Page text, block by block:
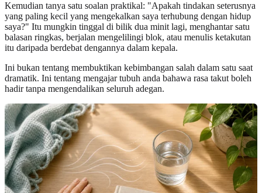
Kemudian tanya satu soalan praktikal: "Apakah tindakan seterusnya
yang paling kecil yang mengekalkan saya terhubung dengan hidup
saya?" Itu mungkin tinggal di bilik dua minit lagi, menghantar satu
balasan ringkas, berjalan mengelilingi blok, atau menulis ketakutan
itu daripada berdebat dengannya dalam kepala.
Ini bukan tentang membuktikan kebimbangan salah dalam satu saat
dramatik. Ini tentang mengajar tubuh anda bahawa rasa takut boleh
hadir tanpa mengendalikan seluruh adegan.